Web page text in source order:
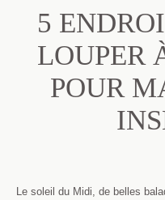
5
LOUPER
POUR
Le soleil du Midi, de belles